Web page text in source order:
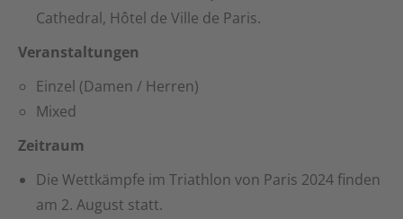
Cathedral, Hôtel de Ville de Paris.
Veranstaltungen
Einzel (Damen / Herren)
Mixed
Zeitraum
Die Wettkämpfe im Triathlon von Paris 2024 finden
am 2. August statt.